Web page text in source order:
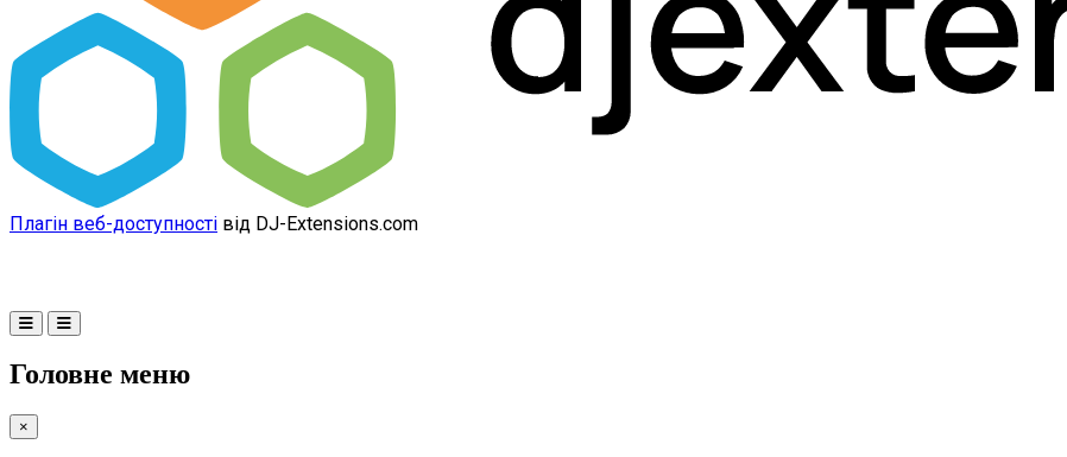
Плагін веб-доступності від DJ-Extensions.com
Головне меню
×